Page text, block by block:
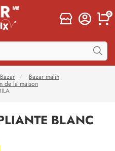
0
Bazar
Bazar malin
de la maison
BLANC